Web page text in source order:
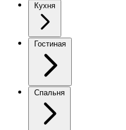
Кухня
Гостиная
Спальня